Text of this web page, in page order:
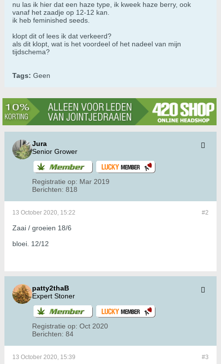
nu las ik hier dat een haze type, ik kweek haze berry, ook
vanaf het zaadje op 12-12 kan.
ik heb feminished seeds.
klopt dit of lees ik dat verkeerd?
als dit klopt, wat is het voordeel of het nadeel van mijn
tijdschema?
Tags: Geen
Jura
Senior Grower
Registratie op: Mar 2019
Berichten: 818
#2
13 October 2020, 15:22
Zaai / groeien 18/6
bloei. 12/12
patty2thaB
Expert Stoner
Registratie op: Oct 2020
Berichten: 84
#3
13 October 2020, 15:39